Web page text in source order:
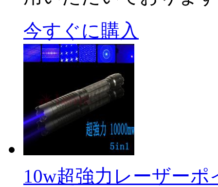
今すぐに購入
10w超強力レーザー